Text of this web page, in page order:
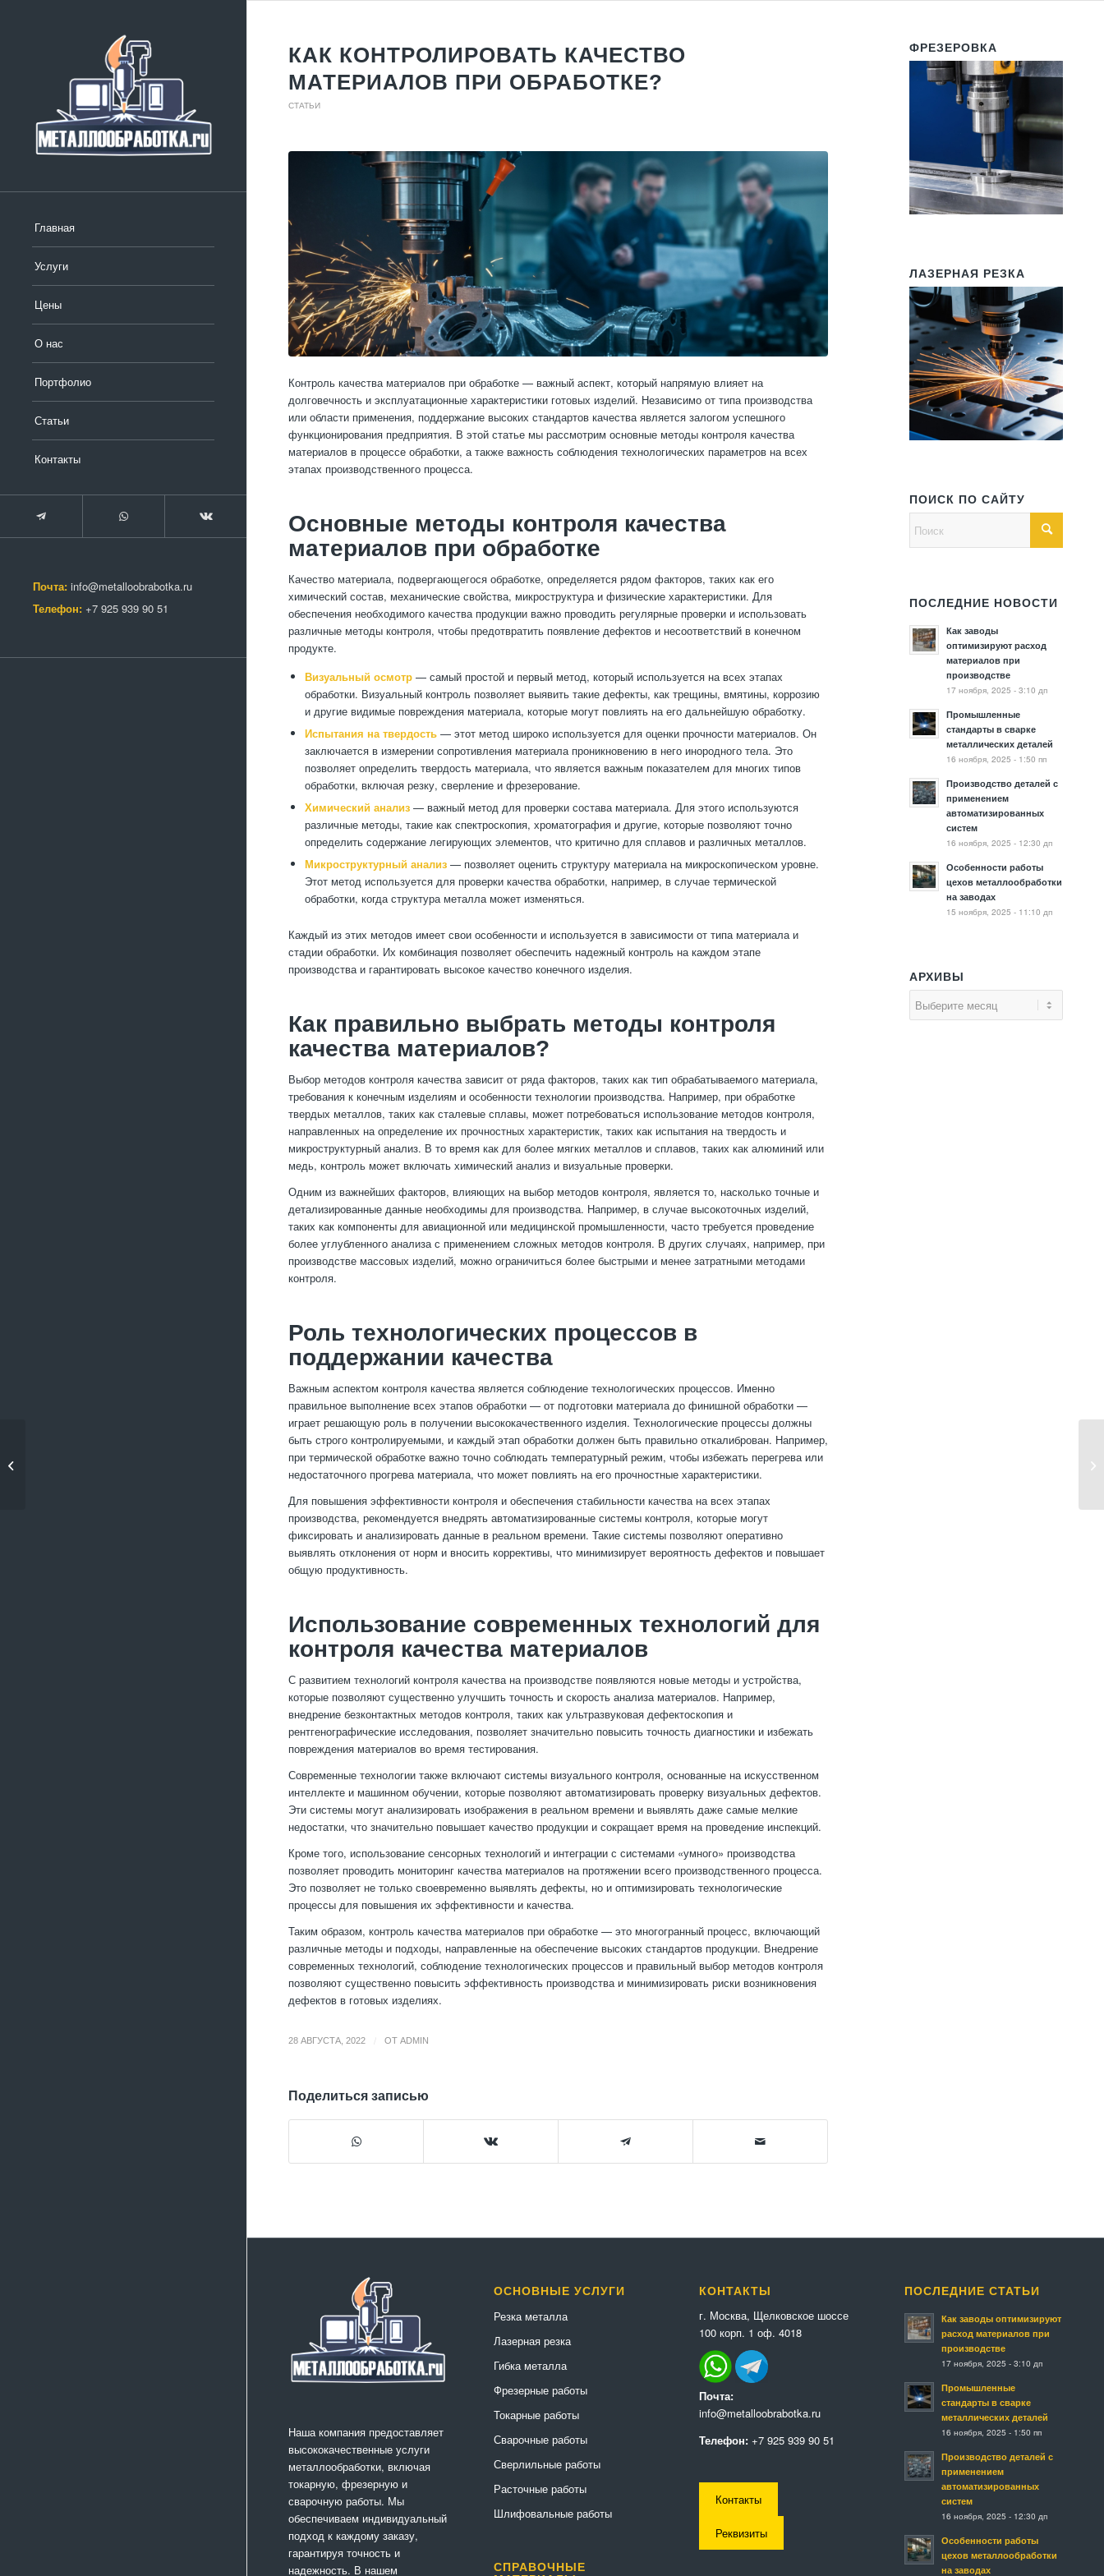
Главная
Услуги
Цены
О нас
Портфолио
Статьи
Контакты
Почта: info@metalloobrabotka.ru
Телефон: +7 925 939 90 51
КАК КОНТРОЛИРОВАТЬ КАЧЕСТВО
МАТЕРИАЛОВ ПРИ ОБРАБОТКЕ?
СТАТЬИ
Контроль качества материалов при обработке — важный аспект, который напрямую влияет на
долговечность и эксплуатационные характеристики готовых изделий. Независимо от типа производства
или области применения, поддержание высоких стандартов качества является залогом успешного
функционирования предприятия. В этой статье мы рассмотрим основные методы контроля качества
материалов в процессе обработки, а также важность соблюдения технологических параметров на всех
этапах производственного процесса.
Основные методы контроля качества
материалов при обработке
Качество материала, подвергающегося обработке, определяется рядом факторов, таких как его
химический состав, механические свойства, микроструктура и физические характеристики. Для
обеспечения необходимого качества продукции важно проводить регулярные проверки и использовать
различные методы контроля, чтобы предотвратить появление дефектов и несоответствий в конечном
продукте.
Визуальный осмотр — самый простой и первый метод, который используется на всех этапах
обработки. Визуальный контроль позволяет выявить такие дефекты, как трещины, вмятины, коррозию
и другие видимые повреждения материала, которые могут повлиять на его дальнейшую обработку.
Испытания на твердость — этот метод широко используется для оценки прочности материалов. Он
заключается в измерении сопротивления материала проникновению в него инородного тела. Это
позволяет определить твердость материала, что является важным показателем для многих типов
обработки, включая резку, сверление и фрезерование.
Химический анализ — важный метод для проверки состава материала. Для этого используются
различные методы, такие как спектроскопия, хроматография и другие, которые позволяют точно
определить содержание легирующих элементов, что критично для сплавов и различных металлов.
Микроструктурный анализ — позволяет оценить структуру материала на микроскопическом уровне.
Этот метод используется для проверки качества обработки, например, в случае термической
обработки, когда структура металла может изменяться.
Каждый из этих методов имеет свои особенности и используется в зависимости от типа материала и
стадии обработки. Их комбинация позволяет обеспечить надежный контроль на каждом этапе
производства и гарантировать высокое качество конечного изделия.
Как правильно выбрать методы контроля
качества материалов?
Выбор методов контроля качества зависит от ряда факторов, таких как тип обрабатываемого материала,
требования к конечным изделиям и особенности технологии производства. Например, при обработке
твердых металлов, таких как сталевые сплавы, может потребоваться использование методов контроля,
направленных на определение их прочностных характеристик, таких как испытания на твердость и
микроструктурный анализ. В то время как для более мягких металлов и сплавов, таких как алюминий или
медь, контроль может включать химический анализ и визуальные проверки.
Одним из важнейших факторов, влияющих на выбор методов контроля, является то, насколько точные и
детализированные данные необходимы для производства. Например, в случае высокоточных изделий,
таких как компоненты для авиационной или медицинской промышленности, часто требуется проведение
более углубленного анализа с применением сложных методов контроля. В других случаях, например, при
производстве массовых изделий, можно ограничиться более быстрыми и менее затратными методами
контроля.
Роль технологических процессов в
поддержании качества
Важным аспектом контроля качества является соблюдение технологических процессов. Именно
правильное выполнение всех этапов обработки — от подготовки материала до финишной обработки —
играет решающую роль в получении высококачественного изделия. Технологические процессы должны
быть строго контролируемыми, и каждый этап обработки должен быть правильно откалиброван. Например,
при термической обработке важно точно соблюдать температурный режим, чтобы избежать перегрева или
недостаточного прогрева материала, что может повлиять на его прочностные характеристики.
Для повышения эффективности контроля и обеспечения стабильности качества на всех этапах
производства, рекомендуется внедрять автоматизированные системы контроля, которые могут
фиксировать и анализировать данные в реальном времени. Такие системы позволяют оперативно
выявлять отклонения от норм и вносить коррективы, что минимизирует вероятность дефектов и повышает
общую продуктивность.
Использование современных технологий для
контроля качества материалов
С развитием технологий контроля качества на производстве появляются новые методы и устройства,
которые позволяют существенно улучшить точность и скорость анализа материалов. Например,
внедрение безконтактных методов контроля, таких как ультразвуковая дефектоскопия и
рентгенографические исследования, позволяет значительно повысить точность диагностики и избежать
повреждения материалов во время тестирования.
Современные технологии также включают системы визуального контроля, основанные на искусственном
интеллекте и машинном обучении, которые позволяют автоматизировать проверку визуальных дефектов.
Эти системы могут анализировать изображения в реальном времени и выявлять даже самые мелкие
недостатки, что значительно повышает качество продукции и сокращает время на проведение инспекций.
Кроме того, использование сенсорных технологий и интеграции с системами «умного» производства
позволяет проводить мониторинг качества материалов на протяжении всего производственного процесса.
Это позволяет не только своевременно выявлять дефекты, но и оптимизировать технологические
процессы для повышения их эффективности и качества.
Таким образом, контроль качества материалов при обработке — это многогранный процесс, включающий
различные методы и подходы, направленные на обеспечение высоких стандартов продукции. Внедрение
современных технологий, соблюдение технологических процессов и правильный выбор методов контроля
позволяют существенно повысить эффективность производства и минимизировать риски возникновения
дефектов в готовых изделиях.
28 АВГУСТА, 2022 ОТ ADMIN
Поделиться записью
ФРЕЗЕРОВКА
ЛАЗЕРНАЯ РЕЗКА
ПОИСК ПО САЙТУ
ПОСЛЕДНИЕ НОВОСТИ
Как заводы
оптимизируют расход
материалов при
производстве
17 ноября, 2025 - 3:10 дп
Промышленные
стандарты в сварке
металлических деталей
16 ноября, 2025 - 1:50 пп
Производство деталей с
применением
автоматизированных
систем
16 ноября, 2025 - 12:30 дп
Особенности работы
цехов металлообработки
на заводах
15 ноября, 2025 - 11:10 дп
АРХИВЫ
Наша компания предоставляет
высококачественные услуги
металлообработки, включая
токарную, фрезерную и
сварочную работы. Мы
обеспечиваем индивидуальный
подход к каждому заказу,
гарантируя точность и
надежность. В нашем
ОСНОВНЫЕ УСЛУГИ
Резка металла
Лазерная резка
Гибка металла
Фрезерные работы
Токарные работы
Сварочные работы
Сверлильные работы
Расточные работы
Шлифовальные работы
СПРАВОЧНЫЕ
КОНТАКТЫ
г. Москва, Щелковское шоссе
100 корп. 1 оф. 4018
Почта:
info@metalloobrabotka.ru
Телефон: +7 925 939 90 51
Контакты
Реквизиты
ПОСЛЕДНИЕ СТАТЬИ
Как заводы оптимизируют
расход материалов при
производстве
17 ноября, 2025 - 3:10 дп
Промышленные
стандарты в сварке
металлических деталей
16 ноября, 2025 - 1:50 пп
Производство деталей с
применением
автоматизированных
систем
16 ноября, 2025 - 12:30 дп
Особенности работы
цехов металлообработки
на заводах